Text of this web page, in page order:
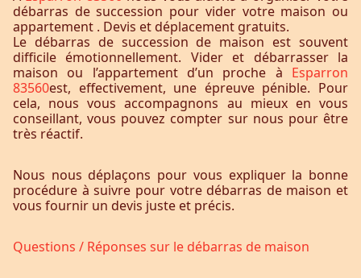
débarras de succession pour vider votre maison ou
appartement . Devis et déplacement gratuits.
Le débarras de succession de maison est souvent
difficile émotionnellement. Vider et débarrasser la
maison ou l’appartement d’un proche à Esparron
83560est, effectivement, une épreuve pénible. Pour
cela, nous vous accompagnons au mieux en vous
conseillant, vous pouvez compter sur nous pour être
très réactif.
Nous nous déplaçons pour vous expliquer la bonne
procédure à suivre pour votre débarras de maison et
vous fournir un devis juste et précis.
Questions / Réponses sur le débarras de maison